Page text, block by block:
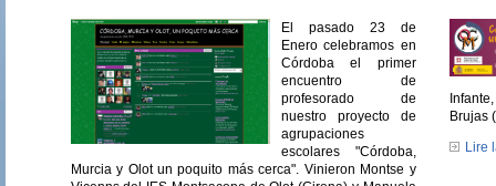
El pasado 23 de
Enero celebramos en
Córdoba el primer
encuentro de
profesorado de
nuestro proyecto de
agrupaciones
escolares "Córdoba,
Murcia y Olot un poquito más cerca". Vinieron Montse y
Brujas
Lire